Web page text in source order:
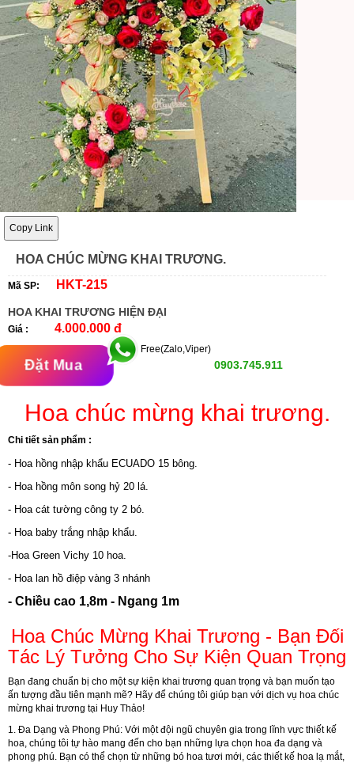
Copy Link
HOA CHÚC MỪNG KHAI TRƯƠNG.
Mã SP: HKT-215
HOA KHAI TRƯƠNG HIỆN ĐẠI
Giá : 4.000.000 đ
Đặt Mua
Free(Zalo,Viper)
0903.745.911
Hoa chúc mừng khai trương.
Chi tiết sản phẩm :
- Hoa hồng nhập khẩu ECUADO 15 bông.
- Hoa hồng môn song hỷ 20 lá.
- Hoa cát tường công ty 2 bó.
- Hoa baby trắng nhập khẩu.
-Hoa Green Vichy 10 hoa.
- Hoa lan hồ điệp vàng 3 nhánh
- Chiều cao 1,8m - Ngang 1m
Hoa Chúc Mừng Khai Trương - Bạn Đối
Tác Lý Tưởng Cho Sự Kiện Quan Trọng
Bạn đang chuẩn bị cho một sự kiện khai trương quan trọng và bạn muốn tạo
ấn tượng đầu tiên mạnh mẽ? Hãy để chúng tôi giúp bạn với dịch vụ hoa chúc
mừng khai trương tại Huy Thảo!
1. Đa Dạng và Phong Phú: Với một đội ngũ chuyên gia trong lĩnh vực thiết kế
hoa, chúng tôi tự hào mang đến cho bạn những lựa chọn hoa đa dạng và
phong phú. Bạn có thể chọn từ những bó hoa tươi mới, các thiết kế hoa lạ mắt,